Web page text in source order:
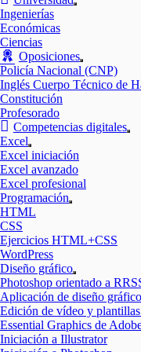
Mostrar
Ingenierías
Económicas
Ciencias
Oposiciones
Mostrar
el
submenú
Policía Nacional (CNP)
Inglés Cuerpo Técnico de
Constitución
Profesorado
Competencias digitales
Excel
Mostrar
el
submenú
Excel iniciación
Excel avanzado
Excel profesional
Programación
Mostrar
HTML
CSS
Ejercicios HTML+CSS
WordPress
Diseño gráfico
Mostrar
el
submenú
Photoshop orientado a
Aplicación de diseño
Edición de vídeo y
Essential Graphics de
Iniciación a Illustrator